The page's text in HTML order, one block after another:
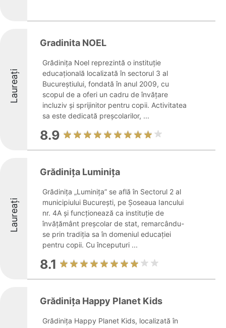
Laureați
Gradinita NOEL
Grădinița Noel reprezintă o instituție
educațională localizată în sectorul 3 al
Bucureștiului, fondată în anul 2009, cu
scopul de a oferi un cadru de învățare
incluziv și sprijinitor pentru copii. Activitatea
sa este dedicată preșcolarilor, ...
8.9
Laureați
Grădinița Luminița
Grădinița „Luminița” se află în Sectorul 2 al
municipiului București, pe Șoseaua Iancului
nr. 4A și funcționează ca instituție de
învățământ preșcolar de stat, remarcându-
se prin tradiția sa în domeniul educației
pentru copii. Cu începuturi ...
8.1
Grădinița Happy Planet Kids
Grădinița Happy Planet Kids, localizată în